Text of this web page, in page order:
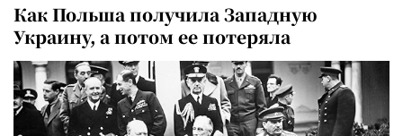
Как Польша получила Западную
Украину, а потом ее потеряла